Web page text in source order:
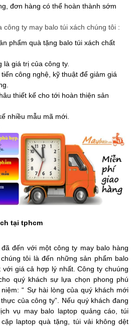
đơn hàng có thể hoàn thành sớm
ty may balo túi xách chúng tôi :
phẩm quà tặng balo túi xách chất
giá trị của công ty.
công nghệ, kỹ thuật để giảm giá
thiết kế cho tới hoàn thiện sản
nhiều mẫu mã mới.
tại tphcm
đến với một công ty may balo hàng
tôi là đến những sản phẩm balo
giá cả hợp lý nhất. Công ty chuúng
quý khách sự lựa chọn phong phú
“ Sự hài lòng của quý khách mới
của công ty”. Nếu quý khách đang
vụ may balo laptop quảng cáo , túi
cặp laptop quà tặng , túi vải không dệt